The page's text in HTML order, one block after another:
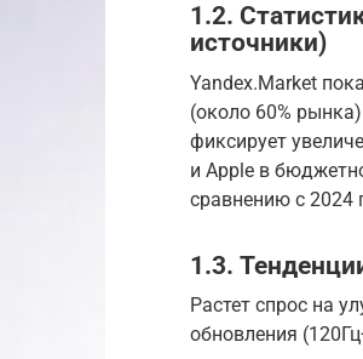
1.2.
источники)
Yandex.Market
(около 60%
фиксирует
и Apple в
сравнению с 2024
1.3.
Растет спрос на
обновления